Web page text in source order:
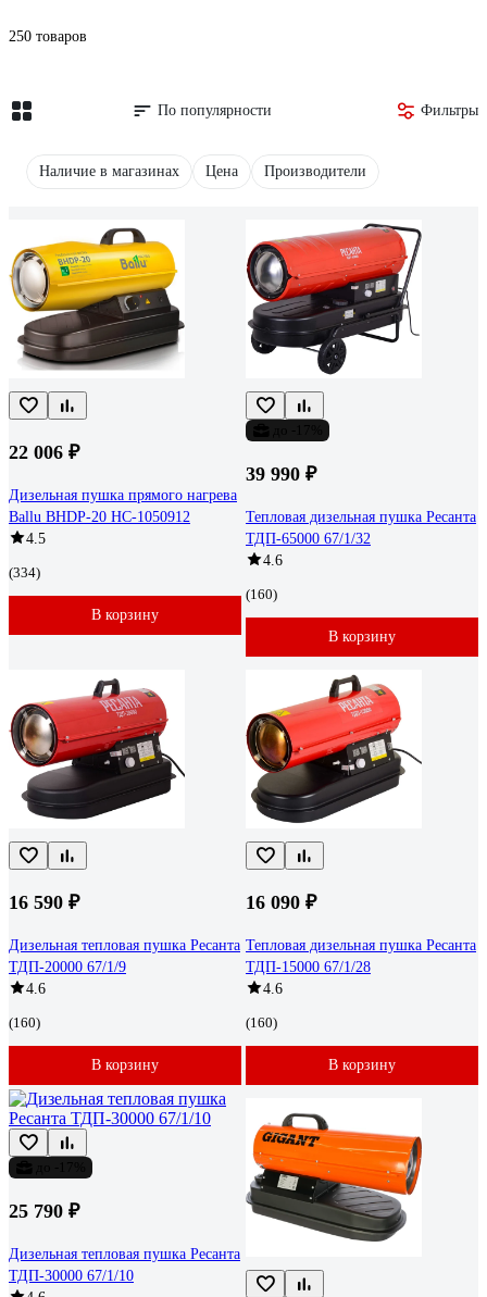
250 товаров
По популярности Фильтры
Наличие в магазинах Цена Производители
22 006 ₽
Дизельная пушка прямого нагрева
Ballu BHDP-20 НС-1050912
4.5
(334)
В корзину
39 990 ₽
Тепловая дизельная пушка Ресанта
ТДП-65000 67/1/32
4.6
(160)
В корзину
16 590 ₽
Дизельная тепловая пушка Ресанта
ТДП-20000 67/1/9
4.6
(160)
В корзину
16 090 ₽
Тепловая дизельная пушка Ресанта
ТДП-15000 67/1/28
4.6
(160)
В корзину
25 790 ₽
Дизельная тепловая пушка Ресанта
ТДП-30000 67/1/10